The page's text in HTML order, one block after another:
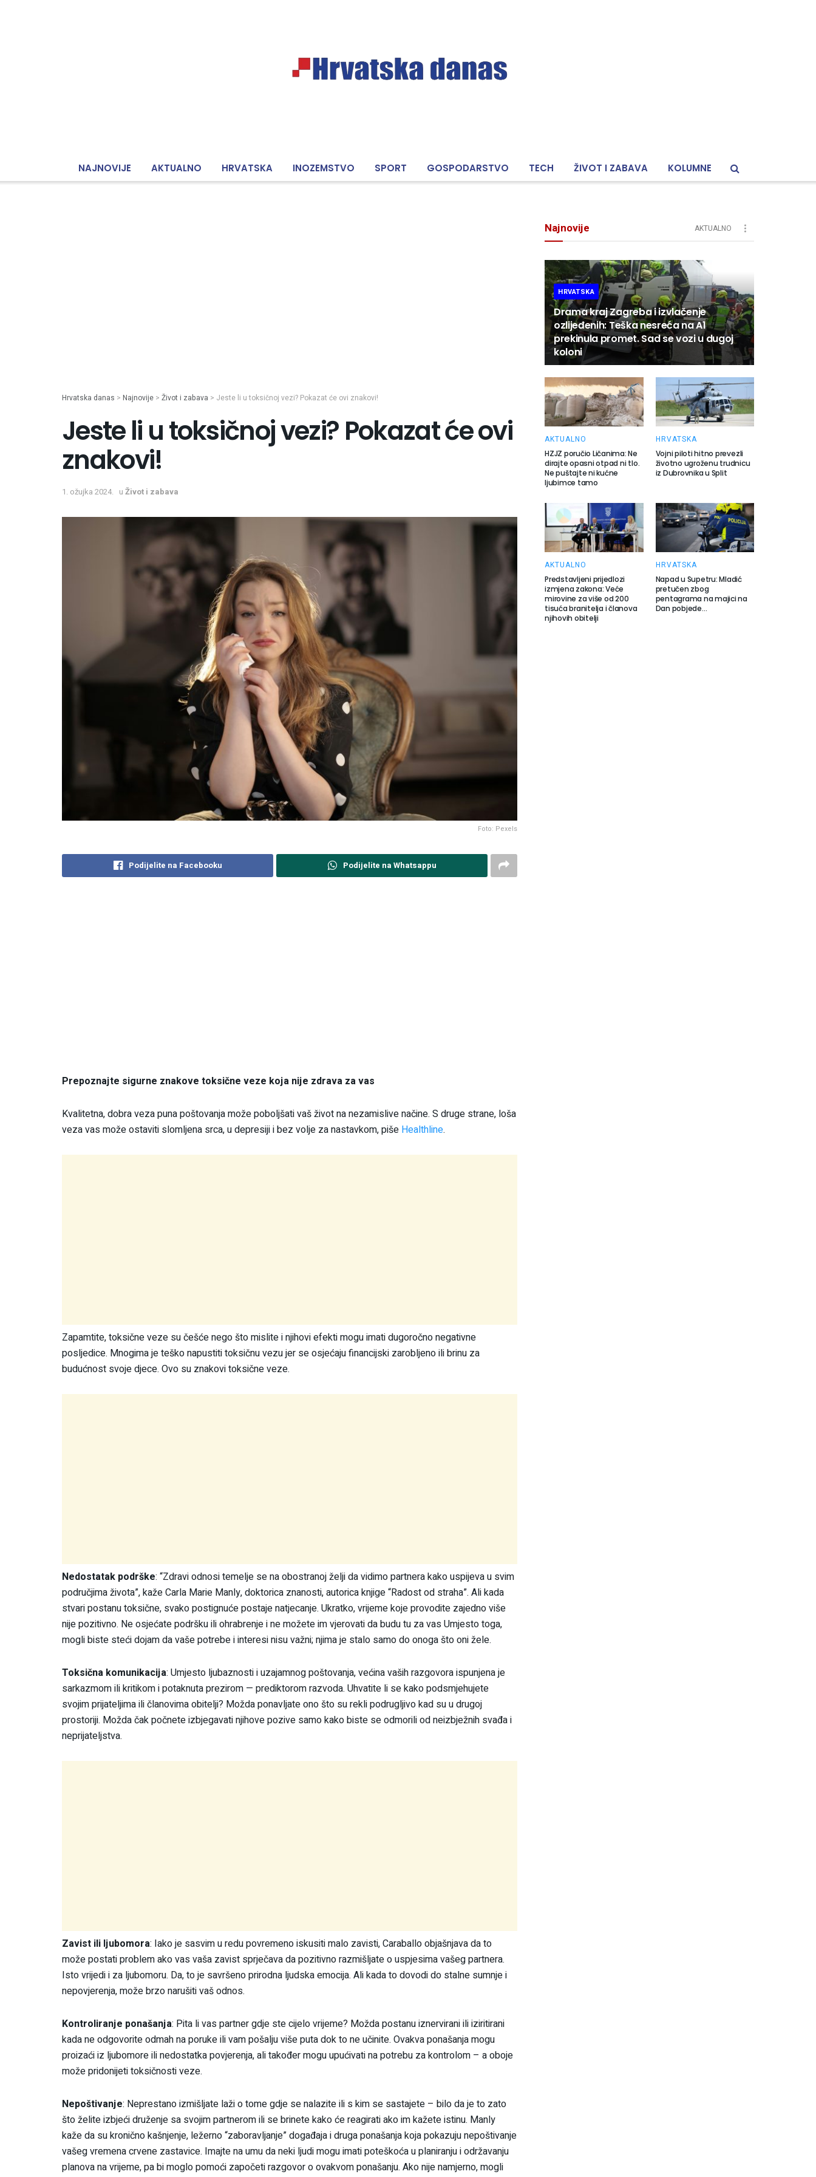
NAJNOVIJE AKTUALNO HRVATSKA INOZEMSTVO SPORT GOSPODARSTVO TECH ŽIVOT I ZABAVA KOLUMNE
Hrvatska danas > Najnovije > Život i zabava > Jeste li u toksičnoj vezi? Pokazat će ovi znakovi!
Jeste li u toksičnoj vezi? Pokazat će ovi
znakovi!
1. ožujka 2024. u Život i zabava
Foto: Pexels
Podijelite na Facebooku Podijelite na Whatsappu
Prepoznajte sigurne znakove toksične veze koja nije zdrava za vas
Kvalitetna, dobra veza puna poštovanja može poboljšati vaš život na nezamislive načine. S druge strane, loša
veza vas može ostaviti slomljena srca, u depresiji i bez volje za nastavkom, piše Healthline.
Zapamtite, toksične veze su češće nego što mislite i njihovi efekti mogu imati dugoročno negativne
posljedice. Mnogima je teško napustiti toksičnu vezu jer se osjećaju financijski zarobljeno ili brinu za
budućnost svoje djece. Ovo su znakovi toksične veze.
Nedostatak podrške: “Zdravi odnosi temelje se na obostranoj želji da vidimo partnera kako uspijeva u svim
područjima života”, kaže Carla Marie Manly, doktorica znanosti, autorica knjige “Radost od straha”. Ali kada
stvari postanu toksične, svako postignuće postaje natjecanje. Ukratko, vrijeme koje provodite zajedno više
nije pozitivno. Ne osjećate podršku ili ohrabrenje i ne možete im vjerovati da budu tu za vas Umjesto toga,
mogli biste steći dojam da vaše potrebe i interesi nisu važni; njima je stalo samo do onoga što oni žele.
Toksična komunikacija: Umjesto ljubaznosti i uzajamnog poštovanja, većina vaših razgovora ispunjena je
sarkazmom ili kritikom i potaknuta prezirom — prediktorom razvoda. Uhvatite li se kako podsmjehujete
svojim prijateljima ili članovima obitelji? Možda ponavljate ono što su rekli podrugljivo kad su u drugoj
prostoriji. Možda čak počnete izbjegavati njihove pozive samo kako biste se odmorili od neizbježnih svađa i
neprijateljstva.
Zavist ili ljubomora: Iako je sasvim u redu povremeno iskusiti malo zavisti, Caraballo objašnjava da to
može postati problem ako vas vaša zavist sprječava da pozitivno razmišljate o uspjesima vašeg partnera.
Isto vrijedi i za ljubomoru. Da, to je savršeno prirodna ljudska emocija. Ali kada to dovodi do stalne sumnje i
nepovjerenja, može brzo narušiti vaš odnos.
Kontroliranje ponašanja: Pita li vas partner gdje ste cijelo vrijeme? Možda postanu iznervirani ili iziritirani
kada ne odgovorite odmah na poruke ili vam pošalju više puta dok to ne učinite. Ovakva ponašanja mogu
proizaći iz ljubomore ili nedostatka povjerenja, ali također mogu upućivati ​​na potrebu za kontrolom – a oboje
može pridonijeti toksičnosti veze.
Nepoštivanje: Neprestano izmišljate laži o tome gdje se nalazite ili s kim se sastajete – bilo da je to zato
što želite izbjeći druženje sa svojim partnerom ili se brinete kako će reagirati ako im kažete istinu. Manly
kaže da su kronično kašnjenje, ležerno “zaboravljanje” događaja i druga ponašanja koja pokazuju nepoštivanje
vašeg vremena crvene zastavice. Imajte na umu da neki ljudi mogu imati poteškoća u planiranju i održavanju
planova na vrijeme, pa bi moglo pomoći započeti razgovor o ovakvom ponašanju. Ako nije namjerno, mogli
Najnovije AKTUALNO
HRVATSKA
Drama kraj Zagreba i izvlačenje
ozlijeđenih: Teška nesreća na A1
prekinula promet. Sad se vozi u dugoj
koloni
AKTUALNO
HZJZ poručio Ličanima: Ne
dirajte opasni otpad ni tlo.
Ne puštajte ni kućne
ljubimce tamo
HRVATSKA
Vojni piloti hitno prevezli
životno ugroženu trudnicu
iz Dubrovnika u Split
AKTUALNO
Predstavljeni prijedlozi
izmjena zakona: Veće
mirovine za više od 200
tisuća branitelja i članova
njihovih obitelji
HRVATSKA
Napad u Supetru: Mladić
pretučen zbog
pentagrama na majici na
Dan pobjede…